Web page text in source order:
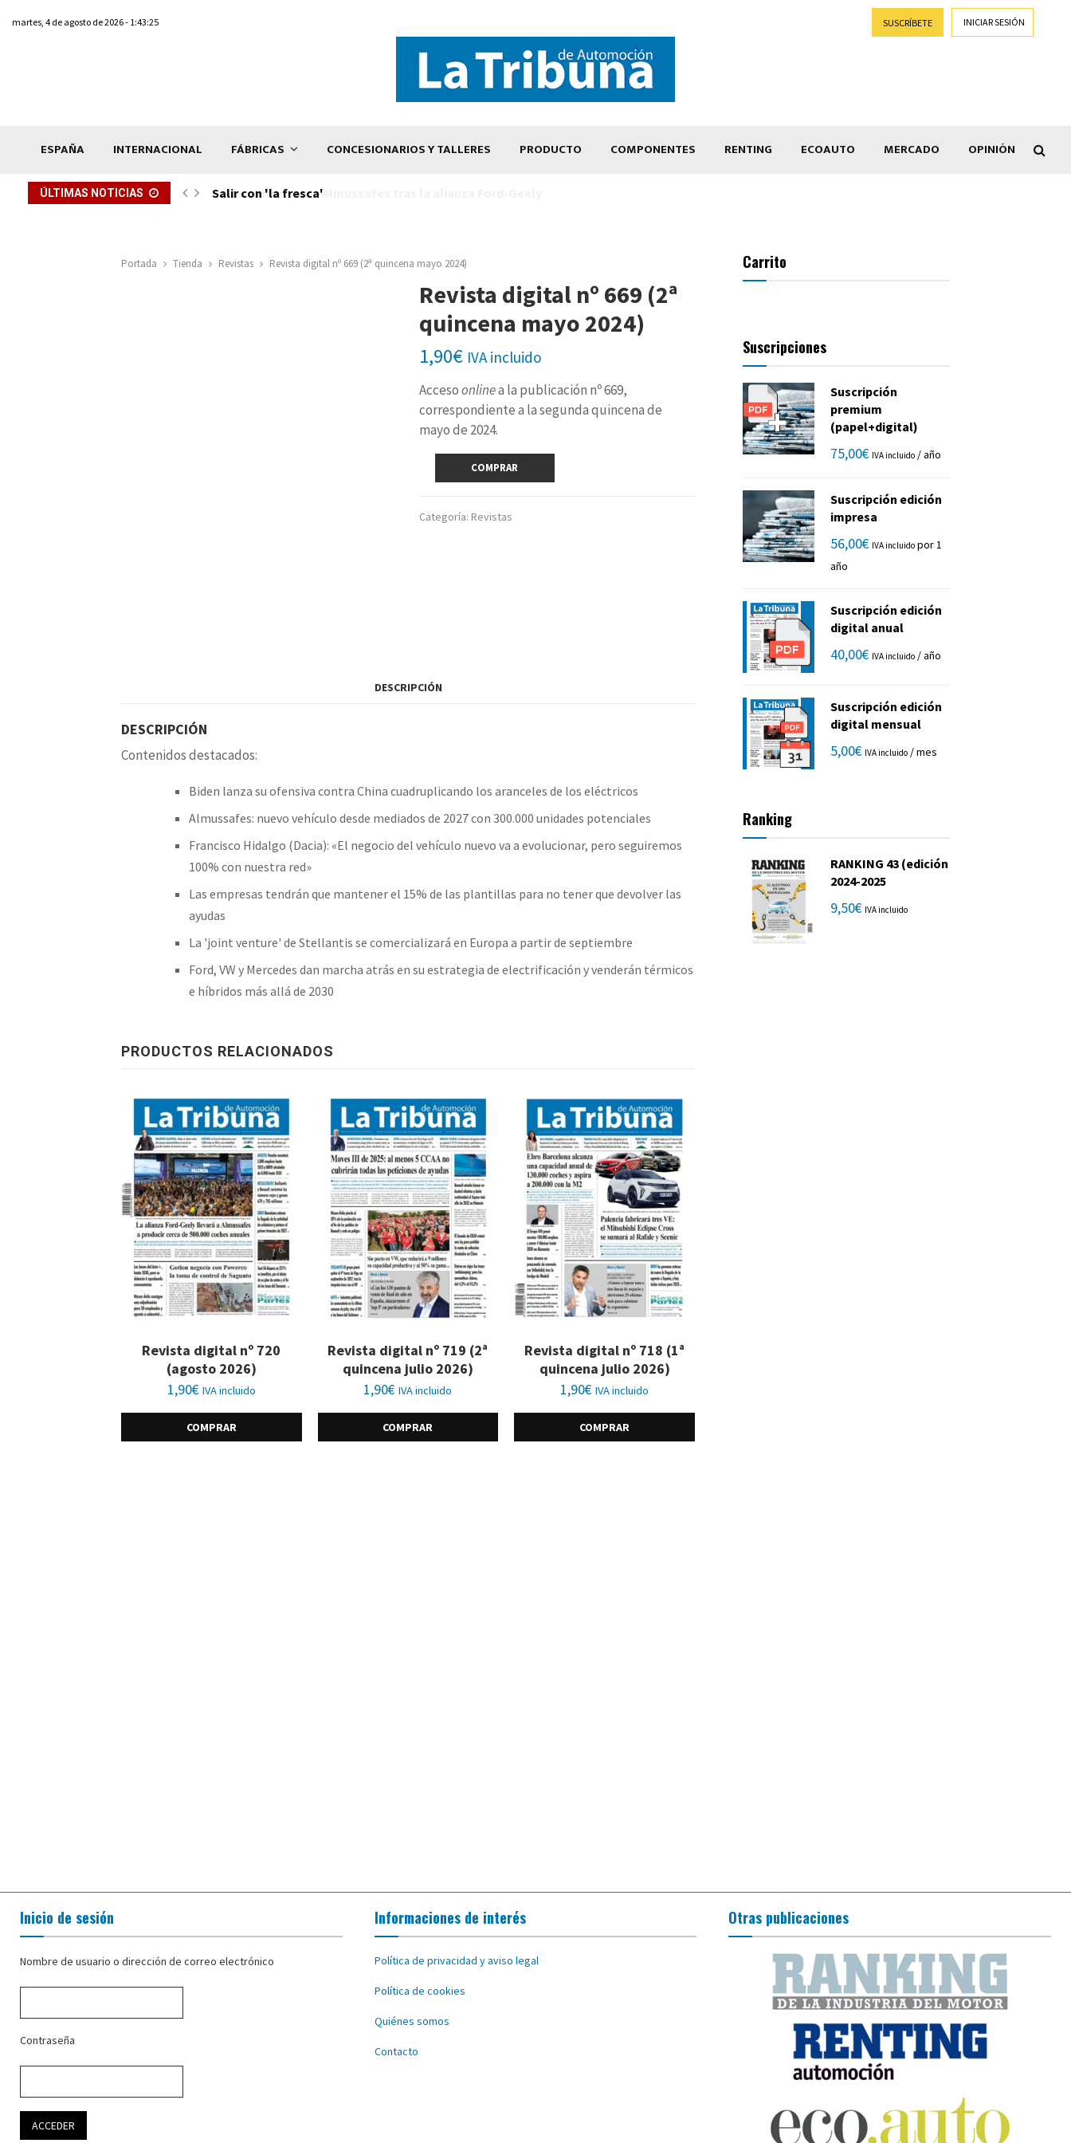
martes, 4 de agosto de 2026 - 1:43:25 SUSCRÍBETE INICIAR SESIÓN
ESPAÑA INTERNACIONAL FÁBRICAS CONCESIONARIOS Y TALLERES PRODUCTO COMPONENTES RENTING ECOAUTO MERCADO OPINIÓN
ÚLTIMAS NOTICIAS Salir con 'la fresca'
Portada Tienda Revistas Revista digital nº 669 (2ª quincena mayo 2024)
Revista digital nº 669 (2ª
quincena mayo 2024)
1,90€ IVA incluido
Accesoonlinea la publicación nº 669,
correspondiente a la segunda quincena de
mayo de 2024.
669
COMPRAR
Categoría: Revistas
DESCRIPCIÓN
DESCRIPCIÓN
Contenidos destacados:
Biden lanza su ofensiva contra China cuadruplicando los aranceles de los eléctricos
Almussafes: nuevo vehículo desde mediados de 2027 con 300.000 unidades potenciales
Francisco Hidalgo (Dacia): «El negocio del vehículo nuevo va a evolucionar, pero seguiremos
100% con nuestra red»
Las empresas tendrán que mantener el 15% de las plantillas para no tener que devolver las
ayudas
La 'joint venture' de Stellantis se comercializará en Europa a partir de septiembre
Ford, VW y Mercedes dan marcha atrás en su estrategia de electrificación y venderán térmicos
e híbridos más allá de 2030
PRODUCTOS RELACIONADOS
Revista digital nº 720
(agosto 2026)
1,90€ IVA incluido
COMPRAR
Revista digital nº 719 (2ª
quincena julio 2026)
1,90€ IVA incluido
COMPRAR
Revista digital nº 718 (1ª
quincena julio 2026)
1,90€ IVA incluido
COMPRAR
Carrito
Suscripciones
Suscripción
premium
(papel+digital)
75,00€ IVA incluido / año
Suscripción edición
impresa
56,00€ IVA incluido por 1
año
Suscripción edición
digital anual
40,00€ IVA incluido / año
Suscripción edición
digital mensual
5,00€ IVA incluido / mes
Ranking
RANKING 43 (edición
2024-2025
9,50€ IVA incluido
Inicio de sesión
Nombre de usuario o dirección de correo electrónico
Contraseña
Informaciones de interés
Política de privacidad y aviso legal
Política de cookies
Quiénes somos
Contacto
Otras publicaciones